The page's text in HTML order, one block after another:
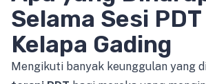
Selama Sesi
Kelapa Gading
Mengikuti banyak keunggulan yang